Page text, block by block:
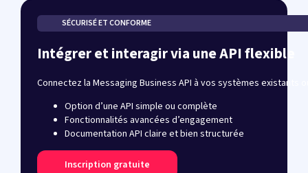
SÉCURISÉ ET CONFORME
Intégrer et interagir via une API flexible
Connectez la Messaging Business API à vos systèmes
Option d’une API simple ou complète
Fonctionnalités avancées d’engagement
Documentation API claire et bien structurée
Inscription gratuite